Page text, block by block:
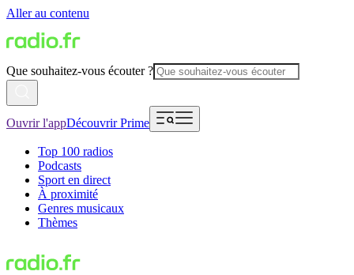
Aller au contenu
Que souhaitez-vous écouter ?
Ouvrir l'appDécouvrir Prime
Top 100 radios
Podcasts
Sport en direct
À proximité
Genres musicaux
Thèmes